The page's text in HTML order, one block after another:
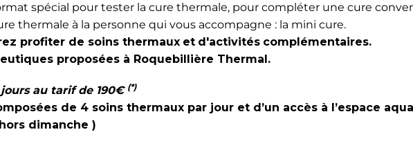
spécial pour tester la cure thermale, pour compléter une cure
thermale à la personne qui vous accompagne : la mini cure.
profiter de soins thermaux et d'activités complémentaires.
proposées à Roquebillière Thermal.
jours au tarif de 190€ (*)
de 4 soins thermaux par jour et d’un accès à l’espace
dimanche )